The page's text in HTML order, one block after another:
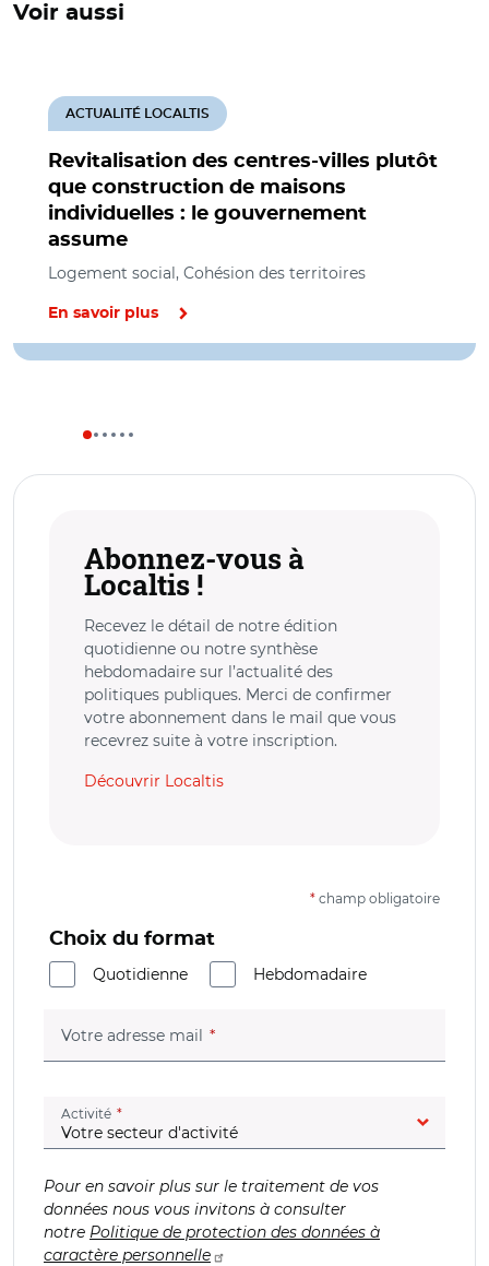
Voir aussi
Revitalisation des centres-villes plutôt
que construction de maisons
individuelles : le gouvernement
assume
ACTUALITÉ LOCALTIS
Logement social, Cohésion des territoires
En savoir plus
Abonnez-vous à
Localtis !
Recevez le détail de notre édition
quotidienne ou notre synthèse
hebdomadaire sur l’actualité des
politiques publiques. Merci de confirmer
votre abonnement dans le mail que vous
recevrez suite à votre inscription.
Découvrir Localtis
* champ obligatoire
Choix du format
Quotidienne
Hebdomadaire
Votre adresse mail (champ obligatoire)
Activité (champ obligatoire)
Pour en savoir plus sur le traitement de vos
données nous vous invitons à consulter
notre Politique de protection des données à
caractère personnelle